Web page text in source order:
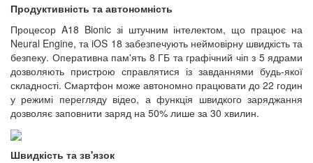
Продуктивність та автономність
Процесор A18 Bionic зі штучним інтелектом, що працює на
Neural Engine, та iOS 18 забезпечують неймовірну швидкість та
безпеку. Оперативна пам'ять 8 ГБ та графічний чіп з 5 ядрами
дозволяють пристрою справлятися із завданнями будь-якої
складності. Смартфон може автономно працювати до 22 годин
у режимі перегляду відео, а функція швидкого заряджання
дозволяє заповнити заряд на 50% лише за 30 хвилин.
Швидкість та зв'язок